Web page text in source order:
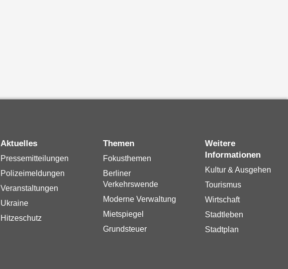
Aktuelles
Pressemitteilungen
Polizeimeldungen
Veranstaltungen
Ukraine
Hitzeschutz
Themen
Fokusthemen
Berliner
Verkehrswende
Moderne Verwaltung
Mietspiegel
Grundsteuer
Weitere
Informationen
Kultur & Ausgehen
Tourismus
Wirtschaft
Stadtleben
Stadtplan